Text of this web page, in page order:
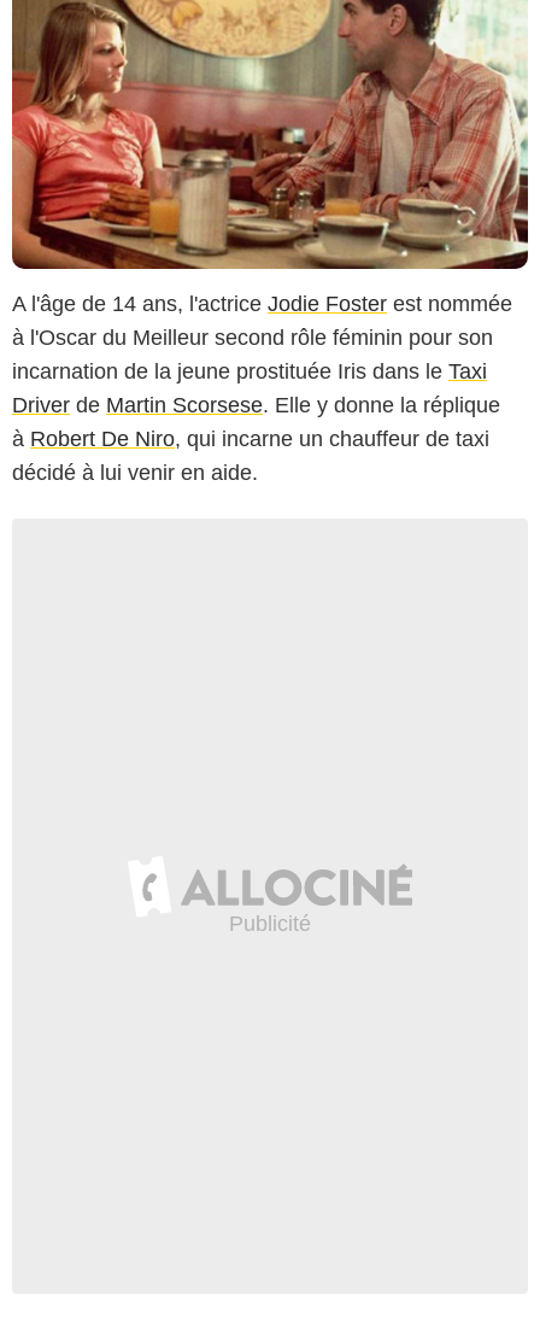
A l'âge de 14 ans, l'actrice Jodie Foster est nommée
à l'Oscar du Meilleur second rôle féminin pour son
incarnation de la jeune prostituée Iris dans le Taxi
Driver de Martin Scorsese. Elle y donne la réplique
à Robert De Niro, qui incarne un chauffeur de taxi
décidé à lui venir en aide.